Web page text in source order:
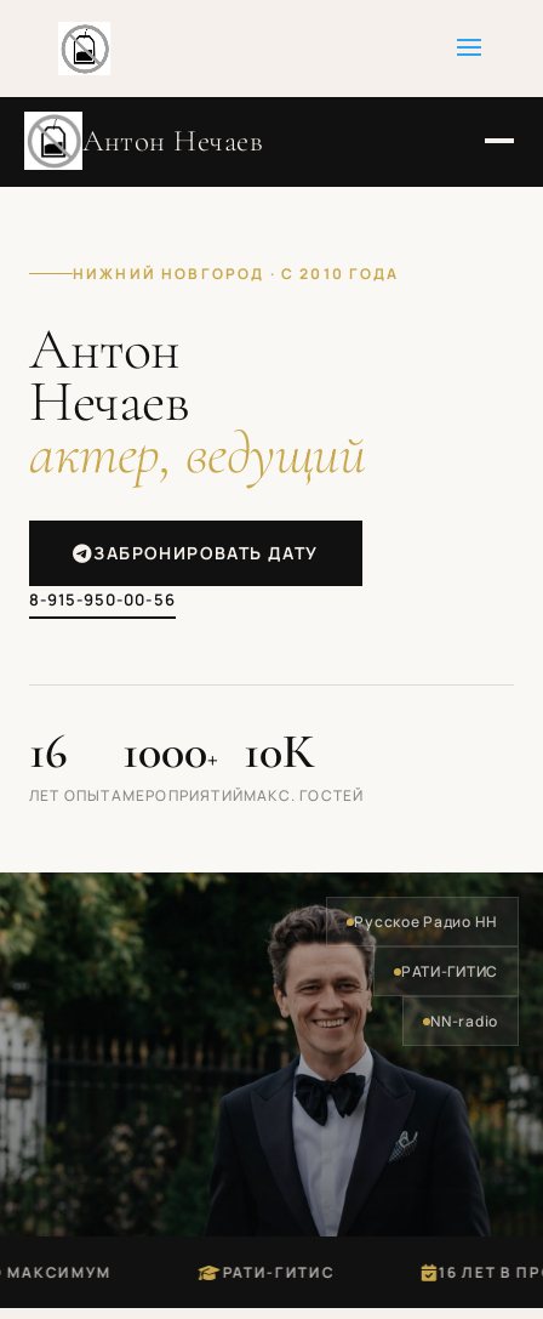
Антон Нечаев
НИЖНИЙ НОВГОРОД · С 2010 ГОДА
Антон
Нечаев
актер, ведущий
ЗАБРОНИРОВАТЬ ДАТУ
8-915-950-00-56
16
ЛЕТ ОПЫТА
1000+
МЕРОПРИЯТИЙ
10К
МАКС. ГОСТЕЙ
Русское Радио НН
РАТИ-ГИТИС
NN-radio
РАТИ-ГИТИС 16 ЛЕТ В